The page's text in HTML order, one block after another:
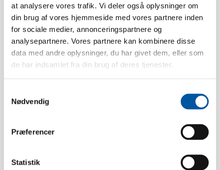
at analysere vores trafik. Vi deler også oplysninger om
din brug af vores hjemmeside med vores partnere inden
for sociale medier, annonceringspartnere og
analysepartnere. Vores partnere kan kombinere disse
data med andre oplysninger, du har givet dem, eller som
de har indsamlet fra din brug af deres tjenester.
Nødvendig
Præferencer
Statistik
Hitzebeständigkeit:
120 °C
Packungsgrösse:
6 Stck.
Gewicht:
0.58
Box Dimension:
182 x 13 x 9
EAN-Box:
Gewindetyp: